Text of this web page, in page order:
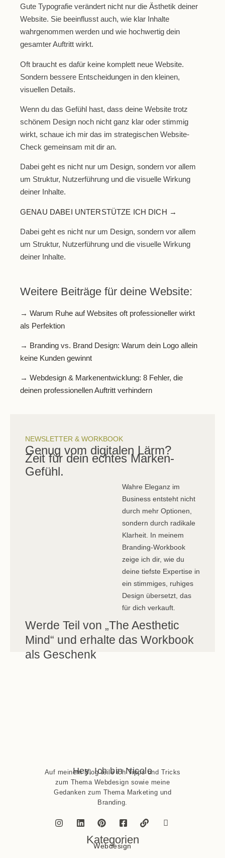
Gute Typografie verändert nicht nur die Ästhetik deiner
Website. Sie beeinflusst auch, wie klar Inhalte
wahrgenommen werden und wie hochwertig dein
gesamter Auftritt wirkt.
Oft braucht es dafür keine komplett neue Website.
Sondern bessere Entscheidungen in den kleinen,
visuellen Details.
Wenn du das Gefühl hast, dass deine Website trotz
schönem Design noch nicht ganz klar oder stimmig
wirkt, schaue ich mir das im strategischen Website-
Check gemeinsam mit dir an.
Dabei geht es nicht nur um Design, sondern vor allem
um Struktur, Nutzerführung und die visuelle Wirkung
deiner Inhalte.
GENAU DABEI UNTERSTÜTZE ICH DICH →
Dabei geht es nicht nur um Design, sondern vor allem
um Struktur, Nutzerführung und die visuelle Wirkung
deiner Inhalte.
Weitere Beiträge für deine Website:
→ Warum Ruhe auf Websites oft professioneller wirkt
als Perfektion
→ Branding vs. Brand Design: Warum dein Logo allein
keine Kunden gewinnt
→ Webdesign & Markenentwicklung: 8 Fehler, die
deinen professionellen Auftritt verhindern
NEWSLETTER & WORKBOOK
Genug vom digitalen Lärm?
Zeit für dein echtes Marken-
Gefühl.
Wahre Eleganz im
Business entsteht nicht
durch mehr Optionen,
sondern durch radikale
Klarheit. In meinem
Branding-Workbook
zeige ich dir, wie du
deine tiefste Expertise in
ein stimmiges, ruhiges
Design übersetzt, das
für dich verkauft.
Werde Teil von „The Aesthetic
Mind“ und erhalte das Workbook
als Geschenk
Hey, Ich bin Nicole
Auf meinem Blog teile ich Tipps und Tricks
zum Thema Webdesign sowie meine
Gedanken zum Thema Marketing und
Branding.
Kategorien
Webdesign